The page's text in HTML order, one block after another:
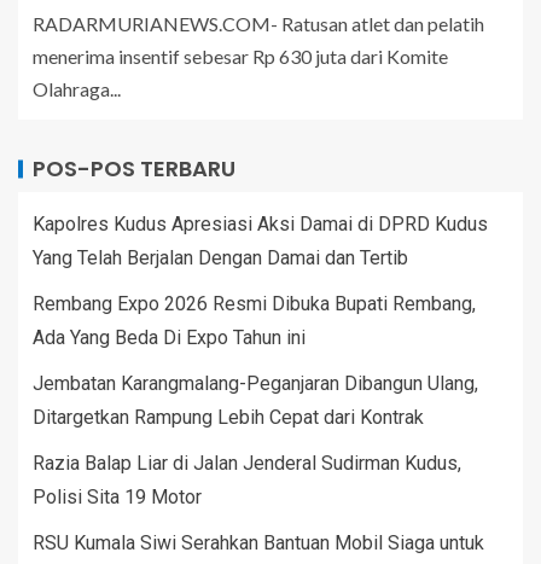
RADARMURIANEWS.COM- Ratusan atlet dan pelatih
menerima insentif sebesar Rp 630 juta dari Komite
Olahraga...
POS-POS TERBARU
Kapolres Kudus Apresiasi Aksi Damai di DPRD Kudus
Yang Telah Berjalan Dengan Damai dan Tertib
Rembang Expo 2026 Resmi Dibuka Bupati Rembang,
Ada Yang Beda Di Expo Tahun ini
Jembatan Karangmalang-Peganjaran Dibangun Ulang,
Ditargetkan Rampung Lebih Cepat dari Kontrak
Razia Balap Liar di Jalan Jenderal Sudirman Kudus,
Polisi Sita 19 Motor
RSU Kumala Siwi Serahkan Bantuan Mobil Siaga untuk